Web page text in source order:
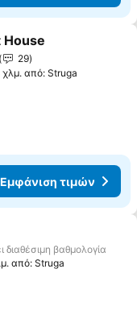
στα αγαπημένα
House
29
χλμ. από: Struga
Εμφάνιση τιμών
στα αγαπημένα
διαθέσιμη βαθμολογία
από: Struga